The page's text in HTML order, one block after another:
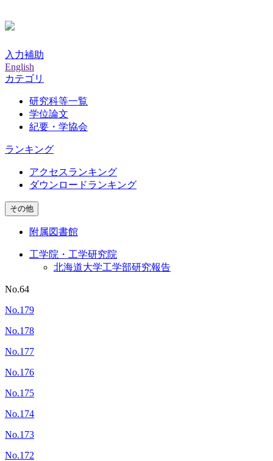
入力補助
English
カテゴリ
研究科等一覧
学位論文
紀要・学協会
ランキング
アクセスランキング
ダウンロードランキング
その他
附属図書館
工学院・工学研究院
北海道大学工学部研究報告
No.64
No.179
No.178
No.177
No.176
No.175
No.174
No.173
No.172